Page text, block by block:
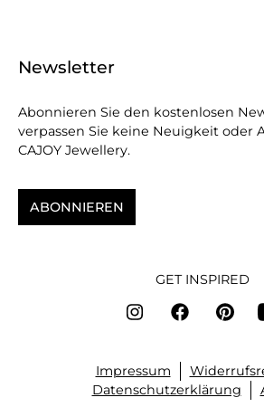
Newsletter
Abonnieren Sie den kostenlosen
verpassen Sie keine Neuigkeit oder
CAJOY Jewellery.
ABONNIEREN
GET INSPIRED
Impressum
Datenschutzerklärung